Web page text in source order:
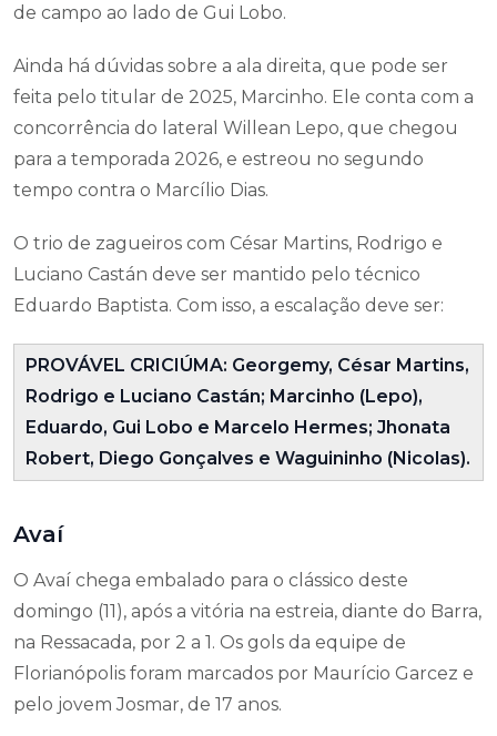
de campo ao lado de Gui Lobo.
Ainda há dúvidas sobre a ala direita, que pode ser
feita pelo titular de 2025, Marcinho. Ele conta com a
concorrência do lateral Willean Lepo, que chegou
para a temporada 2026, e estreou no segundo
tempo contra o Marcílio Dias.
O trio de zagueiros com César Martins, Rodrigo e
Luciano Castán deve ser mantido pelo técnico
Eduardo Baptista. Com isso, a escalação deve ser:
PROVÁVEL CRICIÚMA: Georgemy, César Martins,
Rodrigo e Luciano Castán; Marcinho (Lepo),
Eduardo, Gui Lobo e Marcelo Hermes; Jhonata
Robert, Diego Gonçalves e Waguininho (Nicolas).
Avaí
O Avaí chega embalado para o clássico deste
domingo (11), após a vitória na estreia, diante do Barra,
na Ressacada, por 2 a 1. Os gols da equipe de
Florianópolis foram marcados por Maurício Garcez e
pelo jovem Josmar, de 17 anos.